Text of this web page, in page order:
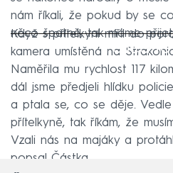
nám říkali, že pokud by se
něco špatně, tak máme
Failed
Když s přítelkyní mířil do
kamera umístěná na
Naměřila mu rychlost 117
dál jsme předjeli hlídku
a ptala se, co se děje.
přítelkyně, tak říkám, že
Vzali nás na majáky a
popsal Částka.